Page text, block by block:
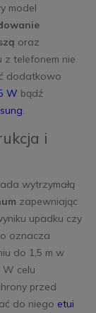
model
oraz
z telefonem nie
dodatkowo
W bądź
.
i
wytrzymałą
zapewniając
upadku czy
oznacza
do 1,5 m w
W celu
przed
do niego etui